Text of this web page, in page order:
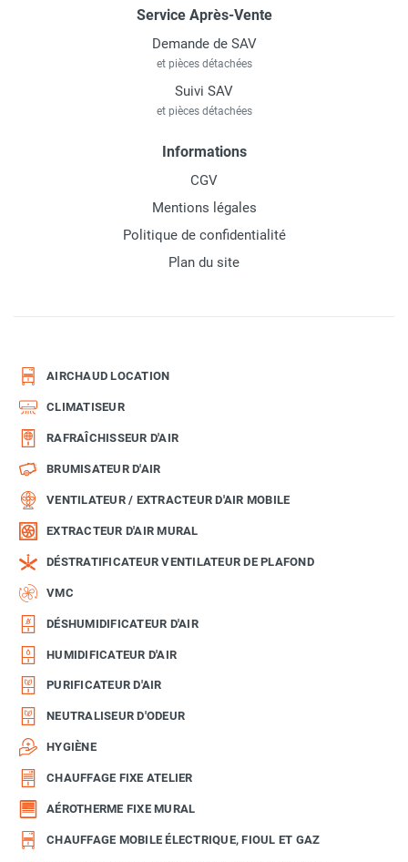
Service Après-Vente
Demande de SAV
et pièces détachées
Suivi SAV
et pièces détachées
Informations
CGV
Mentions légales
Politique de confidentialité
Plan du site
AIRCHAUD LOCATION
CLIMATISEUR
RAFRAÎCHISSEUR D'AIR
BRUMISATEUR D'AIR
VENTILATEUR / EXTRACTEUR D'AIR MOBILE
EXTRACTEUR D'AIR MURAL
DÉSTRATIFICATEUR VENTILATEUR DE PLAFOND
VMC
DÉSHUMIDIFICATEUR D'AIR
HUMIDIFICATEUR D'AIR
PURIFICATEUR D'AIR
NEUTRALISEUR D'ODEUR
HYGIÈNE
CHAUFFAGE FIXE ATELIER
AÉROTHERME FIXE MURAL
CHAUFFAGE MOBILE ÉLECTRIQUE, FIOUL ET GAZ